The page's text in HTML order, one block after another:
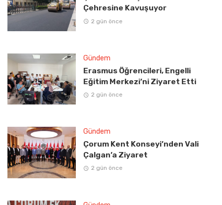
Çehresine Kavuşuyor
2 gün önce
Gündem
Erasmus Öğrencileri, Engelli
Eğitim Merkezi’ni Ziyaret Etti
2 gün önce
Gündem
Çorum Kent Konseyi’nden Vali
Çalgan’a Ziyaret
2 gün önce